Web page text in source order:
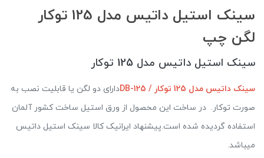
سینک استیل داتیس مدل 125 توکار
لگن چپ
سینک استیل داتیس مدل 125 توکار
سینک داتیس مدل 125 توکار / DB-125
دارای دو لگن یا قابلیت نصب به
صورت توکار. در ساخت این محصول از ورق استیل ساخت کشور آلمان
استفاده گردیده شده است.پیشنهاد ایرانیک کالا سینک استیل داتیس
میباشد.